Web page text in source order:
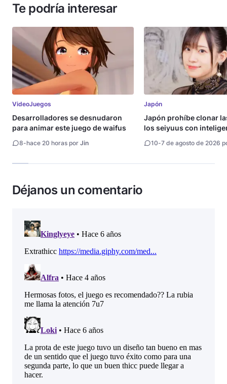
Te podría interesar
VideoJuegos
Desarrolladores se desnudaron
para animar este juego de waifus
8-hace 20 horas por Jin
Japón
Japón prohíbe clonar
los seiyuus con
10-7 de agosto de 2026
Déjanos un comentario